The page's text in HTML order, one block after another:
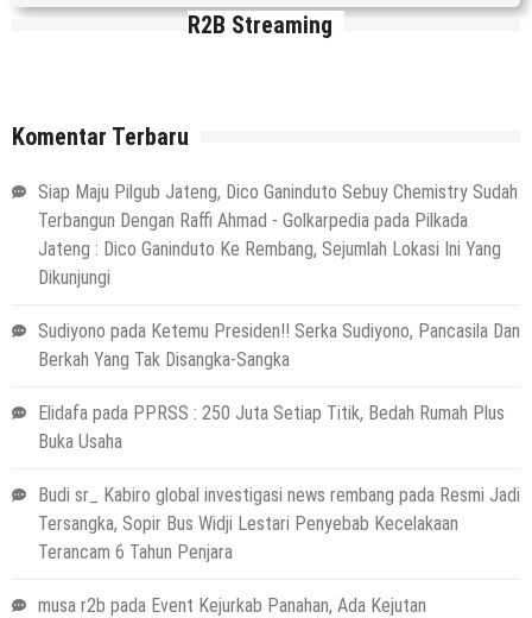
R2B Streaming
Komentar Terbaru
Siap Maju Pilgub Jateng, Dico Ganinduto Sebuy Chemistry Sudah
Terbangun Dengan Raffi Ahmad - Golkarpedia pada Pilkada
Jateng : Dico Ganinduto Ke Rembang, Sejumlah Lokasi Ini Yang
Dikunjungi
Sudiyono pada Ketemu Presiden!! Serka Sudiyono, Pancasila Dan
Berkah Yang Tak Disangka-Sangka
Elidafa pada PPRSS : 250 Juta Setiap Titik, Bedah Rumah Plus
Buka Usaha
Budi sr_ Kabiro global investigasi news rembang pada Resmi Jadi
Tersangka, Sopir Bus Widji Lestari Penyebab Kecelakaan
Terancam 6 Tahun Penjara
musa r2b pada Event Kejurkab Panahan, Ada Kejutan